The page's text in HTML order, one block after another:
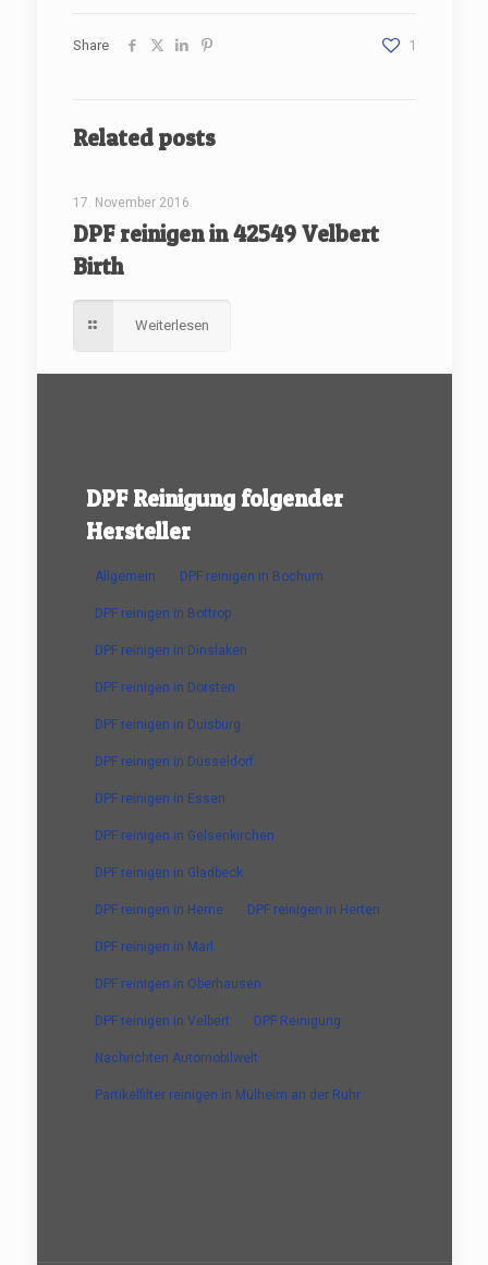
Share 1
Related posts
17. November 2016
DPF reinigen in 42549 Velbert
Birth
Weiterlesen
DPF Reinigung folgender
Hersteller
Allgemein DPF reinigen in Bochum
DPF reinigen in Bottrop
DPF reinigen in Dinslaken
DPF reinigen in Dorsten
DPF reinigen in Duisburg
DPF reinigen in Düsseldorf
DPF reinigen in Essen
DPF reinigen in Gelsenkirchen
DPF reinigen in Gladbeck
DPF reinigen in Herne DPF reinigen in Herten
DPF reinigen in Marl
DPF reinigen in Oberhausen
DPF reinigen in Velbert DPF Reinigung
Nachrichten Automobilwelt
Partikelfilter reinigen in Mülheim an der Ruhr